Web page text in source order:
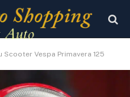
Scooter Vespa Primavera 125